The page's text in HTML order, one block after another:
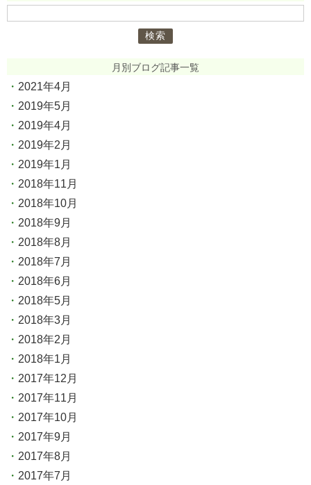
月別ブログ記事一覧
2021年4月
2019年5月
2019年4月
2019年2月
2019年1月
2018年11月
2018年10月
2018年9月
2018年8月
2018年7月
2018年6月
2018年5月
2018年3月
2018年2月
2018年1月
2017年12月
2017年11月
2017年10月
2017年9月
2017年8月
2017年7月